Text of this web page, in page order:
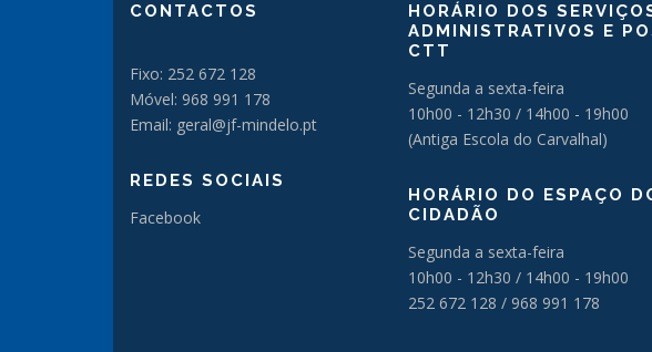
CONTACTOS
Fixo: 252 672 128
Móvel: 968 991 178
Email: geral@jf-mindelo.pt
REDES SOCIAIS
Facebook
HORÁRIO DOS
ADMINISTRATIVOS E
CTT
Segunda a sexta-feira
10h00 - 12h30 / 14h00 - 19h00
(Antiga Escola do Carvalhal)
HORÁRIO DO ESPAÇO
CIDADÃO
Segunda a sexta-feira
10h00 - 12h30 / 14h00 - 19h00
252 672 128 / 968 991 178